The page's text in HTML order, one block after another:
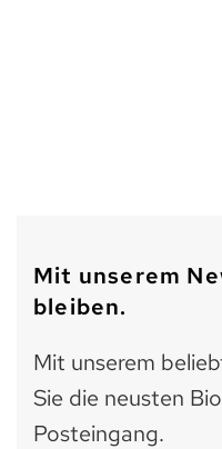
Mit unserem
bleiben.
Mit unserem
Sie die neusten
Posteingang.